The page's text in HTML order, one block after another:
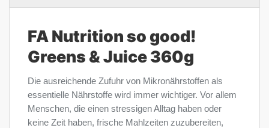
FA Nutrition so good!
Greens & Juice 360g
Die ausreichende Zufuhr von Mikronährstoffen als
essentielle Nährstoffe wird immer wichtiger. Vor allem
Menschen, die einen stressigen Alltag haben oder
keine Zeit haben, frische Mahlzeiten zuzubereiten,